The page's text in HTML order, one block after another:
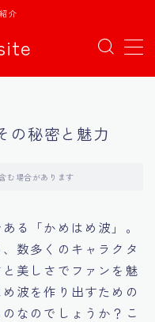
介
の秘密と魅力
む場合があります
る「かめはめ波」。
数多くのキャラクタ
美しさでファンを魅
波を作り出すための
なのでしょうか？こ